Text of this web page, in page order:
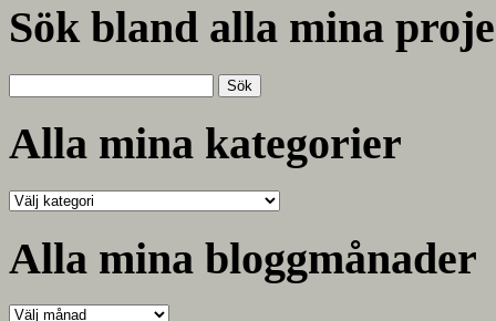
Sök bland alla mina
efter:
Alla mina kategorier
Alla
kategorier
Alla mina bloggmånader
Alla